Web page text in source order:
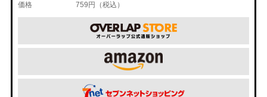
価格
759円（税込）